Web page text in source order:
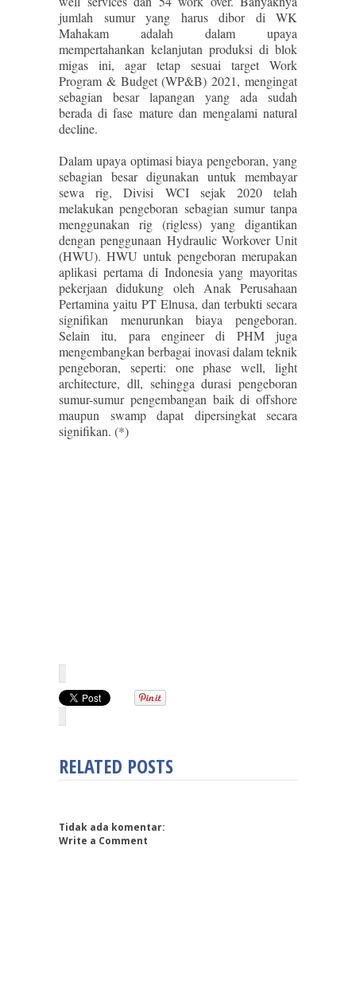
jumlah sumur yang harus dibor di WK
Mahakam adalah dalam upaya
mempertahankan kelanjutan produksi di blok
migas ini, agar tetap sesuai target Work
Program & Budget (WP&B) 2021, mengingat
sebagian besar lapangan yang ada sudah
berada di fase mature dan mengalami natural
decline.
Dalam upaya optimasi biaya pengeboran, yang
sebagian besar digunakan untuk membayar
sewa rig, Divisi WCI sejak 2020 telah
melakukan pengeboran sebagian sumur tanpa
menggunakan rig (rigless) yang digantikan
dengan penggunaan Hydraulic Workover Unit
(HWU). HWU untuk pengeboran merupakan
aplikasi pertama di Indonesia yang mayoritas
pekerjaan didukung oleh Anak Perusahaan
Pertamina yaitu PT Elnusa, dan terbukti secara
signifikan menurunkan biaya pengeboran.
Selain itu, para engineer di PHM juga
mengembangkan berbagai inovasi dalam teknik
pengeboran, seperti: one phase well, light
architecture, dll, sehingga durasi pengeboran
sumur-sumur pengembangan baik di offshore
maupun swamp dapat dipersingkat secara
signifikan. (*)
RELATED POSTS
Tidak ada komentar:
Write a Comment